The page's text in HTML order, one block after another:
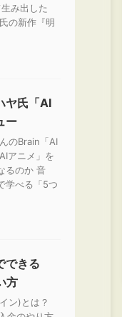
み出した
の新作『明
ヤ氏「AI
ー
のBrain「AI
アニメ」を
るのか 音
学べる「5つ
できる
方
ン)とは？